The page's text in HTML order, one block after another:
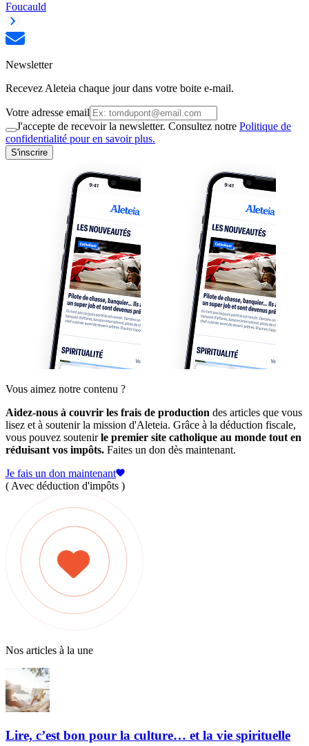
Foucauld
Newsletter
Recevez Aleteia chaque jour dans votre boite e-mail.
Votre adresse email
J'accepte de recevoir la newsletter. Consultez notre Politique de
confidentialité pour en savoir plus.
S'inscrire
Vous aimez notre contenu ?
Aidez-nous à couvrir les frais de production des articles que vous
lisez et à soutenir la mission d'Aleteia. Grâce à la déduction fiscale,
vous pouvez soutenirle premier site catholique au monde tout en
réduisant vos impôts. Faites un don dès maintenant.
Je fais un don maintenant
( Avec déduction d'impôts )
Nos articles à la une
Lire, c’est bon pour la culture… et la vie spirituelle